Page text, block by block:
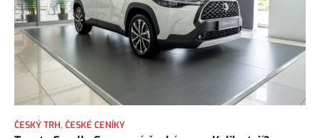
ČESKÝ TRH, ČESKÉ CENÍKY